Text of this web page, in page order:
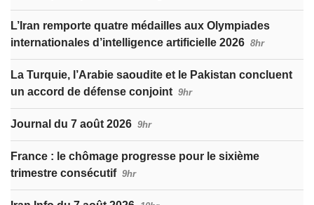
L’Iran remporte quatre médailles aux Olympiades
internationales d’intelligence artificielle 2026 8hr
La Turquie, l’Arabie saoudite et le Pakistan concluent
un accord de défense conjoint 9hr
Journal du 7 août 2026 9hr
France : le chômage progresse pour le sixième
trimestre consécutif 9hr